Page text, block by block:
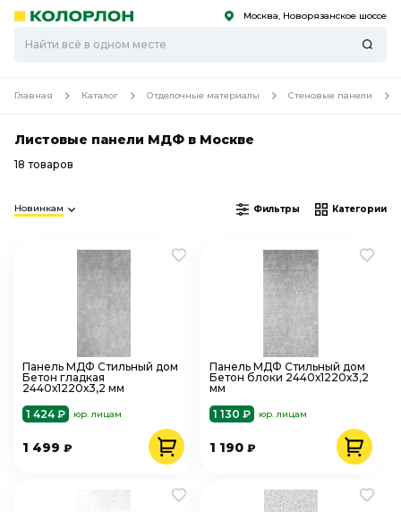
Скоро
Скоро Москва, Новорязанское шоссе
Главная Каталог Отделочные материалы Стеновые панели
Листовые панели МДФ в Москве
18 товаров
Новинкам Фильтры Категории
Панель МДФ Стильный дом
Бетон гладкая
2440х1220х3,2 мм
1 424 ₽
юр. лицам
1 499 ₽
Панель МДФ Стильный дом
Бетон блоки 2440х1220х3,2
мм
1 130 ₽
юр. лицам
1 190₽